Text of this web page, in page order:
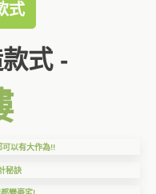
式
款式 -
可以有大作為!!
秘訣